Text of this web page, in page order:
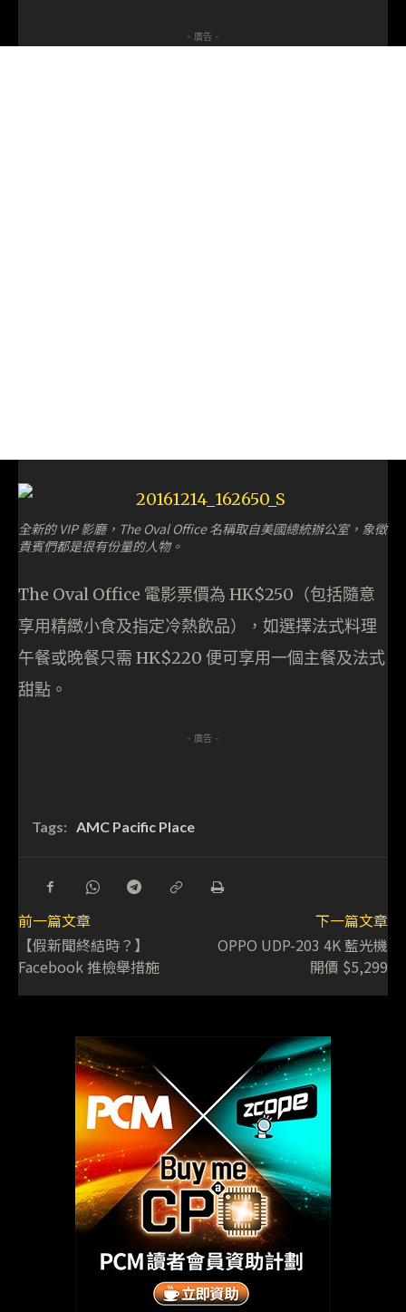
- 廣告 -
全新的 VIP 影廳，The Oval Office 名稱取自美國總統辦公室，象徵
貴賓們都是很有份量的人物。
The Oval Office 電影票價為 HK$250（包括隨意
享用精緻小食及指定冷熱飲品），如選擇法式料理
午餐或晚餐只需 HK$220 便可享用一個主餐及法式
甜點。
- 廣告 -
Tags: AMC Pacific Place
前一篇文章
【假新聞終結時？】
Facebook 推檢舉措施
下一篇文章
OPPO UDP-203 4K 藍光機
開價 $5,299